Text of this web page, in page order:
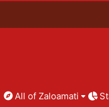
All of Zaloamati